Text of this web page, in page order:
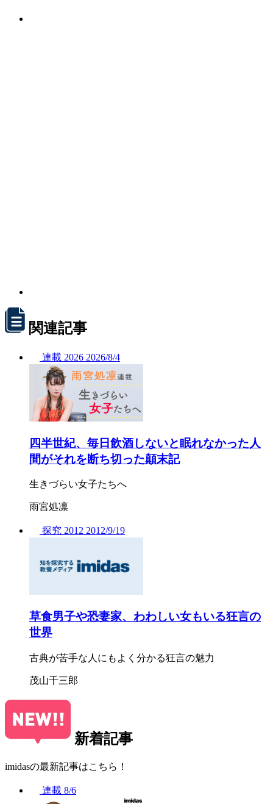
関連記事
連載 2026 2026/8/4
四半世紀、毎日飲酒しないと眠れなかった人
間がそれを断ち切った顛末記
生きづらい女子たちへ
雨宮処凛
探究 2012 2012/9/19
草食男子や恐妻家、わわしい女もいる狂言の
世界
古典が苦手な人にもよく分かる狂言の魅力
茂山千三郎
新着記事
imidasの最新記事はこちら！
連載 8/6